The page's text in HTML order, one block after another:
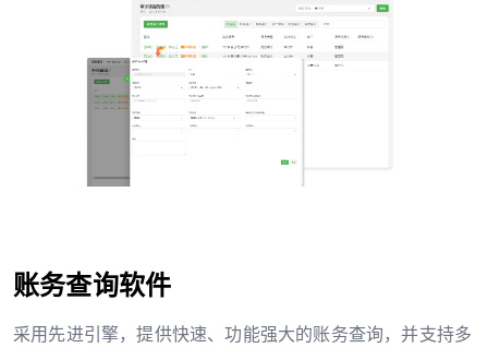
账务查询软件
采用先进引擎，提供快速、功能强大的账务查询，并支持多